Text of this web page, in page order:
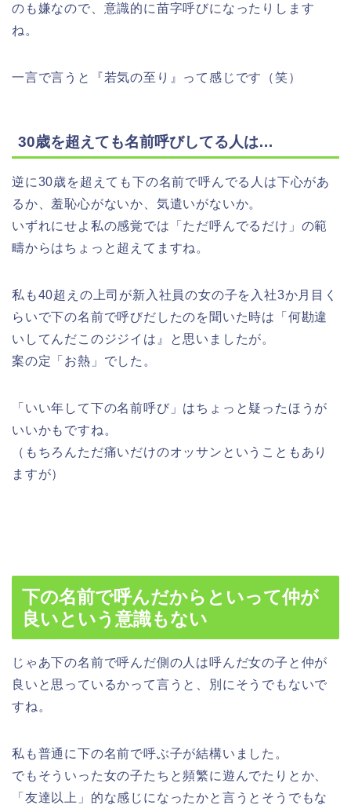
のも嫌なので、意識的に苗字呼びになったりします
ね。
一言で言うと『若気の至り』って感じです（笑）
30歳を超えても名前呼びしてる人は…
逆に30歳を超えても下の名前で呼んでる人は下心があ
るか、羞恥心がないか、気遣いがないか。
いずれにせよ私の感覚では「ただ呼んでるだけ」の範
疇からはちょっと超えてますね。
私も40超えの上司が新入社員の女の子を入社3か月目く
らいで下の名前で呼びだしたのを聞いた時は「何勘違
いしてんだこのジジイは』と思いましたが。
案の定「お熱」でした。
「いい年して下の名前呼び」はちょっと疑ったほうが
いいかもですね。
（もちろんただ痛いだけのオッサンということもあり
ますが）
下の名前で呼んだからといって仲が
良いという意識もない
じゃあ下の名前で呼んだ側の人は呼んだ女の子と仲が
良いと思っているかって言うと、別にそうでもないで
すね。
私も普通に下の名前で呼ぶ子が結構いました。
でもそういった女の子たちと頻繁に遊んでたりとか、
「友達以上」的な感じになったかと言うとそうでもな